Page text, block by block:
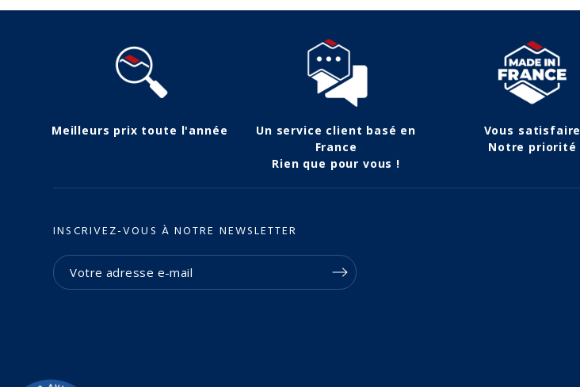
Meilleurs prix toute l'année
Un service client basé en
France
Rien que pour vous !
Vous satisfaire
Notre priorité
INSCRIVEZ-VOUS À NOTRE NEWSLETTER